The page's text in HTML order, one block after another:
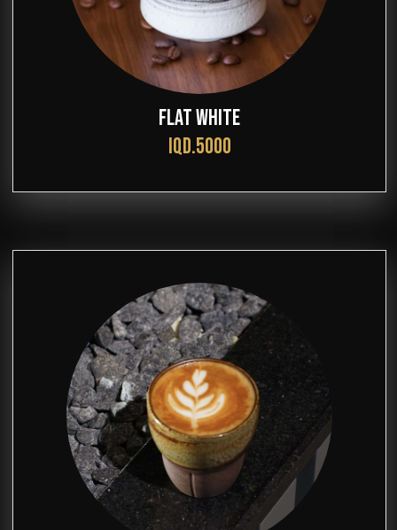
FLAT WHITE
IQD.5000